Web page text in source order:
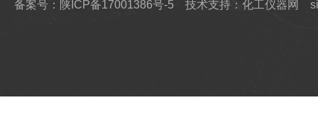
备案号：陕ICP备17001386号-5 技术支持：化工仪器网